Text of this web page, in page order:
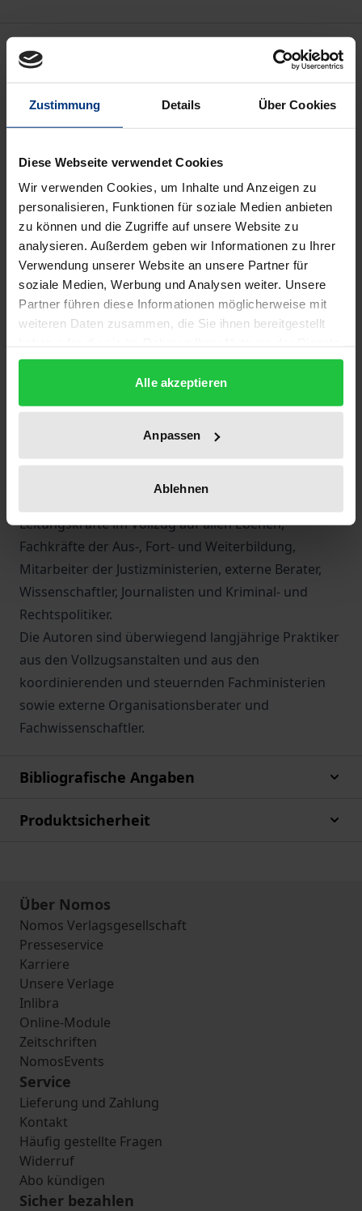
Zustimmung Details Über Cookies
Diese Webseite verwendet Cookies
Wir verwenden Cookies, um Inhalte und Anzeigen zu
personalisieren, Funktionen für soziale Medien anbieten
zu können und die Zugriffe auf unsere Website zu
analysieren. Außerdem geben wir Informationen zu Ihrer
Verwendung unserer Website an unsere Partner für
soziale Medien, Werbung und Analysen weiter. Unsere
Partner führen diese Informationen möglicherweise mit
weiteren Daten zusammen, die Sie ihnen bereitgestellt
gesammelt haben.
Alle akzeptieren
Anpassen
Ablehnen
weitgehend als veränderungsresistente
über den wirklichen Alltag hinter den Mauern
berichtet. Deshalb will dieses Buch aufklären –
aufklären über den anhaltenden und immer mehr
an Bedeutung gewinnenden Prozeß der
Modernisierung in deutschen, österreichischen und
schweizerischen Justizvollzugsanstalten.
Gefängnisse werden als lernende Organisationen
verstanden, die alle Kräfte der Mitarbeitenden und
modernen Behandlungsvollzuges immer besser zu
realisieren. Bausteine und Instrumente der
Organisationsentwicklung und des
Vollzugsmanagements werden exemplarisch
dargestellt – eingebunden in ein Konzept der Neuen
Leitungskräfte im Vollzug auf allen Ebenen,
Fachkräfte der Aus-, Fort- und Weiterbildung,
Mitarbeiter der Justizministerien, externe Berater,
Wissenschaftler, Journalisten und Kriminal- und
Rechtspolitiker.
Die Autoren sind überwiegend langjährige Praktiker
aus den Vollzugsanstalten und aus den
koordinierenden und steuernden Fachministerien
sowie externe Organisationsberater und
Fachwissenschaftler.
Bibliografische Angaben
Produktsicherheit
Über Nomos
Nomos Verlagsgesellschaft
Presseservice
Karriere
Unsere Verlage
Inlibra
Online-Module
Zeitschriften
NomosEvents
Service
Lieferung und Zahlung
Kontakt
Häufig gestellte Fragen
Widerruf
Abo kündigen
Sicher bezahlen